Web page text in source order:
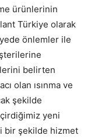
ürünlerinin
Türkiye olarak
önlemler ile
belirten
olan ısınma ve
şekilde
yeni
bir şekilde hizmet